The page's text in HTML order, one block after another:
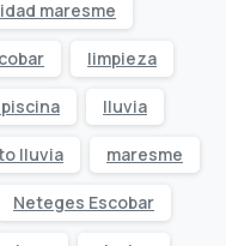
maresme
limpieza
lluvia
lluvia maresme
Neteges Escobar